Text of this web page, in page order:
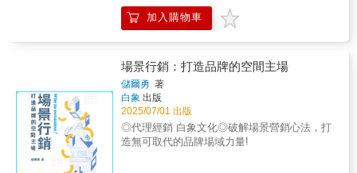
示了將一次性銷售轉化為穩定經常性收入的藍
圖。這本書提供你打造成功會員網站所需的一
切。」——麥可．海亞特（Michael Hyatt），
本》（Full Focus Planner）出版人「史都．麥
克拉倫的工作對我們影響深遠，讓我們從擠在
五百平方英尺小公寓的一人小公司，成長為連
續七年榮登《Inc》五千大成長最快企業榜的公
司。本書是所有創業者在這個充滿不確定性的
世界裡，創造穩定收入和生活的必讀之作。」
市場時，企業不僅要滿足現有需求，更應具備
洞察與創造需求的能力。本書深入說明如何透
過情境觀察、心理分析、大數據運用等方法來
辨別真實需求，並說明企業如何透過情境創
造、目標重構與問題啟發，有效激發潛在甚至
隱性需求，進而開發藍海市場。▎從產品到體
驗的全面升級作者強調數位化時代的顧客更在
意整體體驗而非單一產品功能。書中完整介紹
產品設計、體驗管理、品牌打造與客戶關係經
營的策略，並提出「5E」概念（體驗、情感、
策略工程。本書作者黃馨儀，融合外商品牌管
理經驗與品牌教練實務，涵蓋從内在價值的梳
你打造能跨越平台、更具續航力的個人品牌資
產。這不僅是一本談論個人品牌的書，更是一
部優化職涯資本、拓展社會影響力的實戰路徑
圖。願你成為那道光──不僅是為了照亮自己，
而是讓世界因你的價值，變得更加清晰。
加入購物車
場景行銷：打造品牌的空間主場
儲爾勇 著
白象 出版
2025/07/01 出版
◎代理經銷 白象文化◎破解場景營銷心法，打
造無可取代的品牌場域力量!